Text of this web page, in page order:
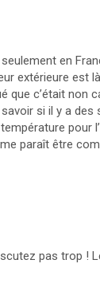
en
extérieure est
c’était non
si il y a des
pour
paraît être
pas trop !